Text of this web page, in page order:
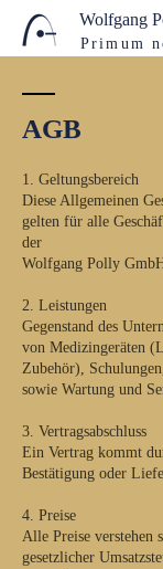
Wolfgang
Primum
AGB
1. Geltungsbereich
Diese Allgemeinen
gelten für alle
der
Wolfgang Polly
2. Leistungen
Gegenstand des
von Medizingeräten
Zubehör),
sowie Wartung und
3. Vertragsabschluss
Ein Vertrag kommt
Bestätigung oder
4. Preise
Alle Preise verstehen
gesetzlicher